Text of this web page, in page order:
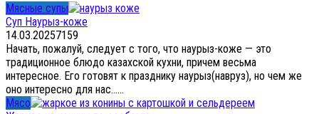
Мясные супы
Суп Наурыз-коже
14.03.20257159
Начать, пожалуй, следует с того, что наурыз-коже — это
традиционное блюдо казахской кухни, причем весьма
интересное. Его готовят к празднику наурыз(навруз), но чем же
оно интересно для нас…...
Мясо